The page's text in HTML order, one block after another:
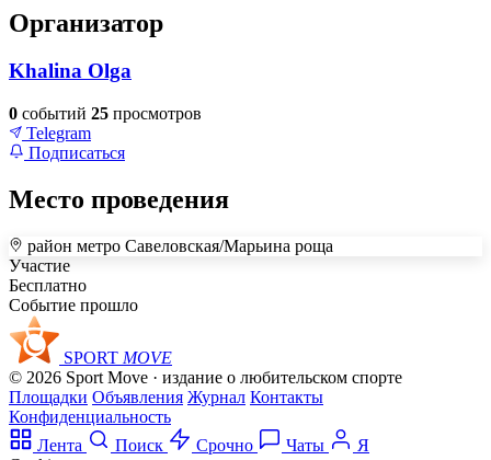
Организатор
Khalina Olga
0 событий 25 просмотров
Telegram
Подписаться
Место проведения
+
–
район метро Савеловская/Марьина роща
Участие
Бесплатно
Событие прошло
SPORT MOVE
© 2026 Sport Move · издание о любительском спорте
Площадки Объявления Журнал Контакты
Конфиденциальность
Лента
Поиск Срочно Чаты
Я